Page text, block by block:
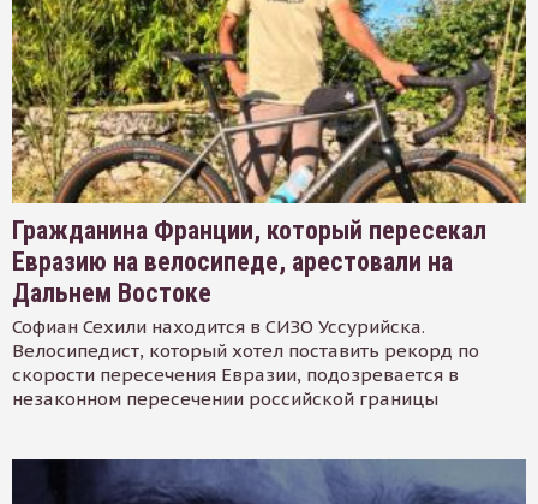
Гражданина Франции, который пересекал
Евразию на велосипеде, арестовали на
Дальнем Востоке
Софиан Сехили находится в СИЗО Уссурийска.
Велосипедист, который хотел поставить рекорд по
скорости пересечения Евразии, подозревается в
незаконном пересечении российской границы